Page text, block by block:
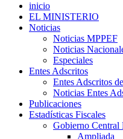
inicio
EL MINISTERIO
Noticias
Noticias MPPEF
Noticias
Especiales
Entes Adscritos
Entes Adscritos
Noticias Entes
Publicaciones
Estadísticas Fiscales
Gobierno Central
Ampliada